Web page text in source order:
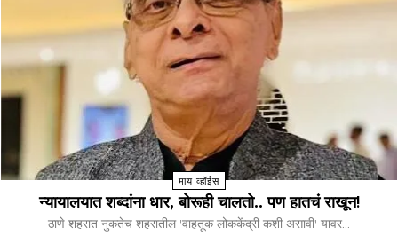
माय व्हॉईस
न्यायालयात शब्दांना धार, बोरूही चालतो.. पण हातचं राखून!
ठाणे शहरात नुकतेच शहरातील 'वाहतूक लोककेंद्री कशी असावी' यावर...